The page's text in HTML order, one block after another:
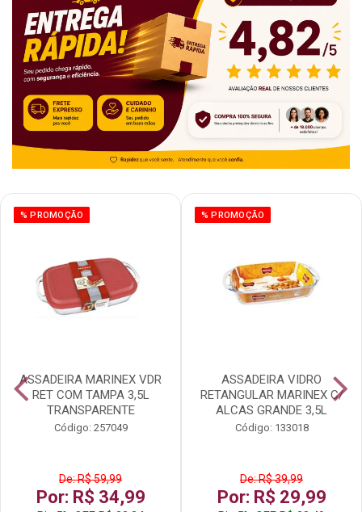
% PROMOÇÃO
ASSADEIRA MARINEX VDR
RET COM TAMPA 3,5L
TRANSPARENTE
Código: 257049
De: R$ 59,99
Por: R$ 34,99
% PROMOÇÃO
ASSADEIRA VIDRO
RETANGULAR MARINEX C/
ALCAS GRANDE 3,5L
Código: 133018
De: R$ 39,99
Por: R$ 29,99